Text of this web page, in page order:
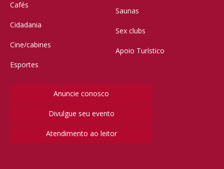
Cafés
Cidadania
Cine/cabines
Esportes
Saunas
Sex clubs
Apoio Turístico
Anuncie conosco
Divulgue seu evento
Atendimento ao leitor